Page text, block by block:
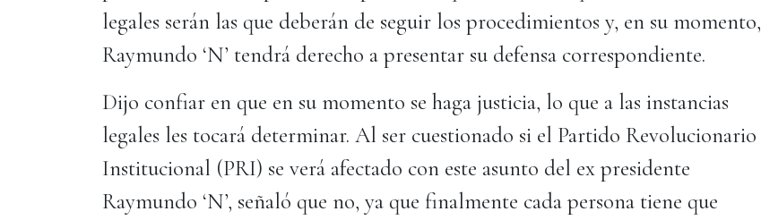
legales serán las que deberán de seguir los procedimientos y, en su momento,
Raymundo ‘N’ tendrá derecho a presentar su defensa correspondiente.
Dijo confiar en que en su momento se haga justicia, lo que a las instancias
legales les tocará determinar. Al ser cuestionado si el Partido Revolucionario
Institucional (PRI) se verá afectado con este asunto del ex presidente
Raymundo ‘N’, señaló que no, ya que finalmente cada persona tiene que